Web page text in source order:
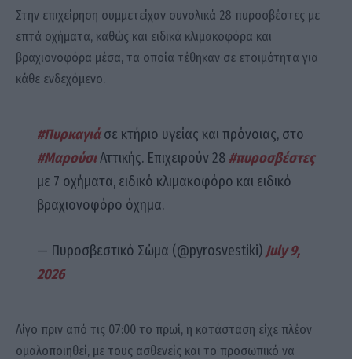
Στην επιχείρηση συμμετείχαν συνολικά 28 πυροσβέστες με
επτά οχήματα, καθώς και ειδικά κλιμακοφόρα και
βραχιονοφόρα μέσα, τα οποία τέθηκαν σε ετοιμότητα για
κάθε ενδεχόμενο.
#Πυρκαγιάσε κτήριο υγείας και πρόνοιας, στο
#ΜαρούσιΑττικής. Επιχειρούν 28 #πυροσβέστες
με 7 οχήματα, ειδικό κλιμακοφόρο και ειδικό
βραχιονοφόρο όχημα.
— Πυροσβεστικό Σώμα (@pyrosvestiki) July 9,
2026
Λίγο πριν από τις 07:00 το πρωί, η κατάσταση είχε πλέον
ομαλοποιηθεί, με τους ασθενείς και το προσωπικό να